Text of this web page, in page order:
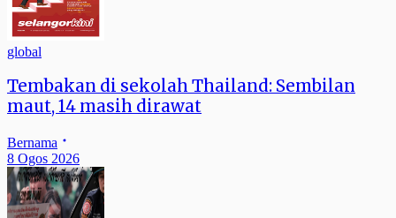
global
Tembakan di sekolah Thailand: Sembilan
maut, 14 masih dirawat
Bernama
8 Ogos 2026